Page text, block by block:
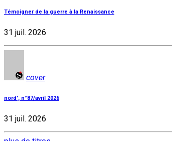
Témoigner de la guerre à la Renaissance
31 juil. 2026
cover
nord', n°87/avril 2026
31 juil. 2026